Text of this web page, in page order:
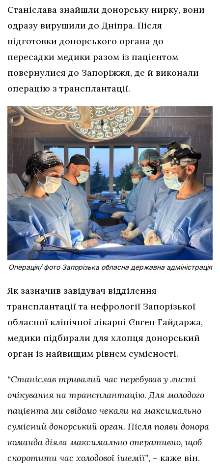
Станіслава знайшли донорську нирку, вони
одразу вирушили до Дніпра. Після
підготовки донорського органа до
пересадки медики разом із пацієнтом
повернулися до Запоріжжя, де й виконали
операцію з трансплантації.
Операція/ фото Запорізька обласна державна адміністрація
Як зазначив завідувач відділення
трансплантації та нефрології Запорізької
обласної клінічної лікарні Євген Гайдаржа,
медики підбирали для хлопця донорський
орган із найвищим рівнем сумісності.
“Станіслав тривалий час перебував у листі
очікування на трансплантацію. Для молодого
пацієнта ми свідомо чекали на максимально
сумісний донорський орган. Після появи донора
команда діяла максимально оперативно, щоб
скоротити час холодової ішемії”, – каже він.